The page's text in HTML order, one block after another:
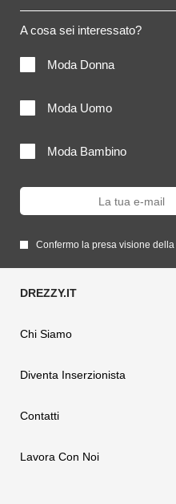
A cosa sei interessato?
Moda Donna
Moda Uomo
Moda Bambino
Confermo la presa visione della
Chi Siamo
Diventa Inserzionista
Contatti
Lavora Con Noi